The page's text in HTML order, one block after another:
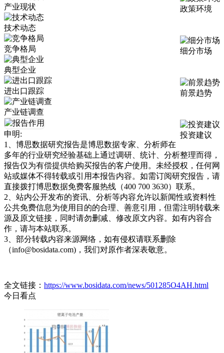
政策环境
产业现状
技术动态
细分市场
竞争格局
典型企业
前景趋势
进出口跟踪
产业链调查
投资建议
申明:
1、博思数据研究报告是博思数据专家、分析师在
多年的行业研究经验基础上通过调研、统计、分析整理而得，
报告仅为有偿提供给购买报告的客户使用。未经授权，任何网
站或媒体不得转载或引用本报告内容。如需订阅研究报告，请
直接拨打博思数据免费客服热线（400 700 3630）联系。
2、站内公开发布的资讯、分析等内容允许以新闻性或资料性
公共免费信息为使用目的的合理、善意引用，但需注明转载来
源及原文链接，同时请勿删减、修改原文内容。如有内容合
作，请与本站联系。
3、部分转载内容来源网络，如有侵权请联系删除
（info@bosidata.com)，我们对原作者深表敬意。
全文链接： https://www.bosidata.com/news/501285O4AH.html
今日看点